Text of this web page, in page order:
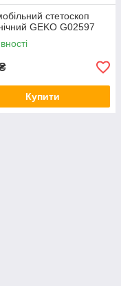
стетоскоп
GEKO G02597
Купити